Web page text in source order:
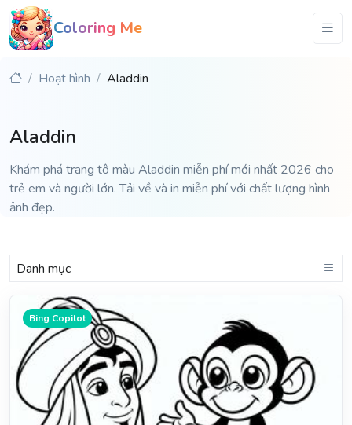
Coloring Me
Hoạt hình Aladdin
Aladdin
Khám phá trang tô màu Aladdin miễn phí mới nhất 2026 cho
trẻ em và người lớn. Tải về và in miễn phí với chất lượng hình
ảnh đẹp.
Danh mục
Bing Copilot